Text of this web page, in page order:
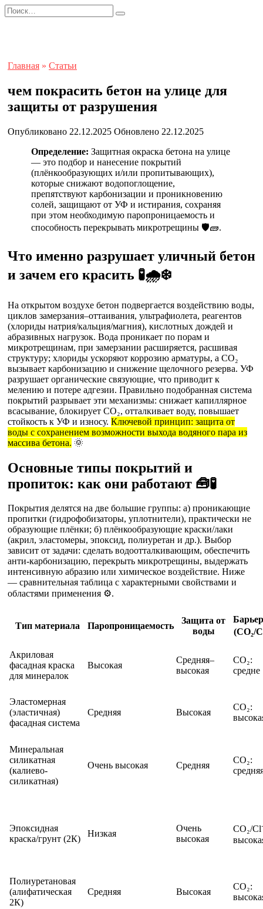
Перейти
к
Search
for:
Главная » Статьи
чем покрасить бетон на улице для
защиты от разрушения
Опубликовано 22.12.2025 Обновлено 22.12.2025
Определение: Защитная окраска бетона на улице
— это подбор и нанесение покрытий
(плёнкообразующих и/или пропитывающих),
которые снижают водопоглощение,
препятствуют карбонизации и проникновению
солей, защищают от УФ и истирания, сохраняя
при этом необходимую паропроницаемость и
способность перекрывать микротрещины 🛡️🧱.
Что именно разрушает уличный бетон
и зачем его красить 🧪🌧️❄️
На открытом воздухе бетон подвергается воздействию воды,
циклов замерзания–оттаивания, ультрафиолета, реагентов
(хлориды натрия/кальция/магния), кислотных дождей и
абразивных нагрузок. Вода проникает по порам и
микротрещинам, при замерзании расширяется, расшивая
структуру; хлориды ускоряют коррозию арматуры, а CO₂
вызывает карбонизацию и снижение щелочного резерва. УФ
разрушает органические связующие, что приводит к
мелению и потере адгезии. Правильно подобранная система
покрытий разрывает эти механизмы: снижает капиллярное
всасывание, блокирует CO₂, отталкивает воду, повышает
стойкость к УФ и износу. Ключевой принцип: защита от
воды с сохранением возможности выхода водяного пара из
массива бетона. 🌞
Основные типы покрытий и
пропиток: как они работают 🧰🧪
Покрытия делятся на две большие группы: а) проникающие
пропитки (гидрофобизаторы, уплотнители), практически не
образующие плёнки; б) плёнкообразующие краски/лаки
(акрил, эластомеры, эпоксид, полиуретан и др.). Выбор
зависит от задачи: сделать водоотталкивающим, обеспечить
анти-карбонизацию, перекрыть микротрещины, выдержать
интенсивную абразию или химическое воздействие. Ниже
— сравнительная таблица с характерными свойствами и
областями применения ⚙️.
Тип материала Паропроницаемость
Защита от
воды
(CO₂/
Акриловая
фасадная краска
для минералок
Высокая
Средняя–
высокая
CO₂:
средне
Эластомерная
(эластичная)
фасадная система
Средняя Высокая
CO₂:
Минеральная
силикатная
(калиево-
силикатная)
Очень высокая Средняя
CO₂:
Эпоксидная
краска/грунт (2К)
Низкая
Очень
высокая
CO₂/
Полиуретановая
(алифатическая
2К)
Средняя Высокая
CO₂: